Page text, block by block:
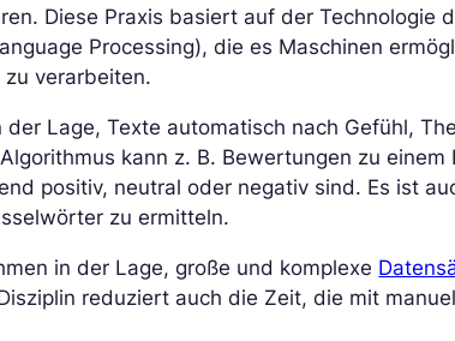
Diese Praxis basiert auf der Technologie
Processing), die es Maschinen
verarbeiten.
der Lage, Texte automatisch nach Gefühl,
kann z. B. Bewertungen zu
positiv, neutral oder negativ sind. Es ist
zu ermitteln.
in der Lage, große und komplexe
reduziert auch die Zeit, die mit